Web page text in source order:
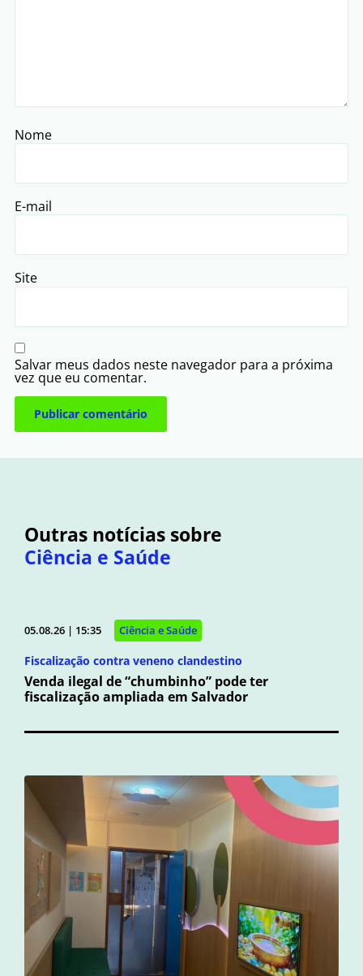
Nome
E-mail
Site
Salvar meus dados neste navegador para a próxima
vez que eu comentar.
Outras notícias sobre
Ciência e Saúde
05.08.26 | 15:35 Ciência e Saúde
Fiscalização contra veneno clandestino
Venda ilegal de “chumbinho” pode ter
fiscalização ampliada em Salvador